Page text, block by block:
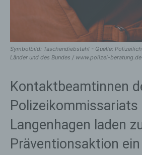
Symbolbild: Taschendiebstahl - Quelle:
Länder und des Bundes / www.polizei-beratung.de
Kontaktbeamtinnen
Polizeikommissariats
Langenhagen laden
Präventionsaktion ein